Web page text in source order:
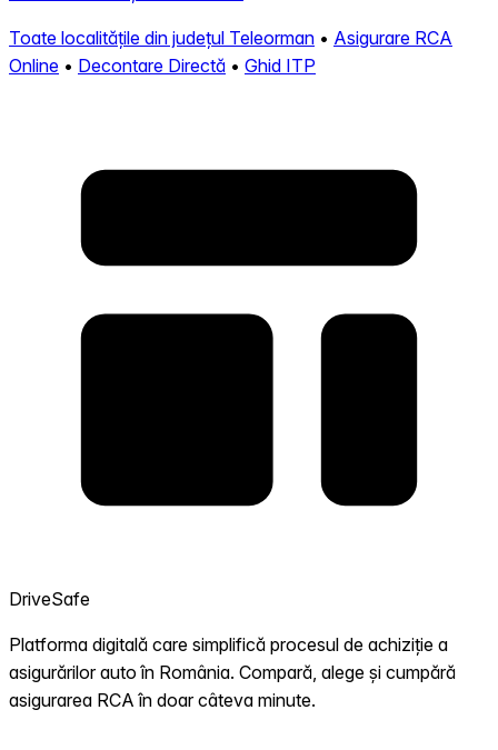
Toate localitățile din județul Teleorman • Asigurare RCA
Online • Decontare Directă • Ghid ITP
DriveSafe
Platforma digitală care simplifică procesul de achiziție a
asigurărilor auto în România. Compară, alege și cumpără
asigurarea RCA în doar câteva minute.